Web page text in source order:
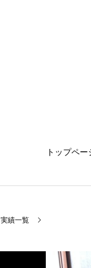
トップペー
実績一覧